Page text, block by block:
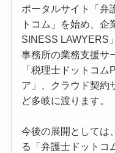
ポータルサイト「弁
トコム」を始め、
SINESS LAWYERS
事務所の業務支援サ
「税理士ドットコ
ア」、クラウド契約
ど多岐に渡ります。
今後の展開としては
る「弁護士ドットコ